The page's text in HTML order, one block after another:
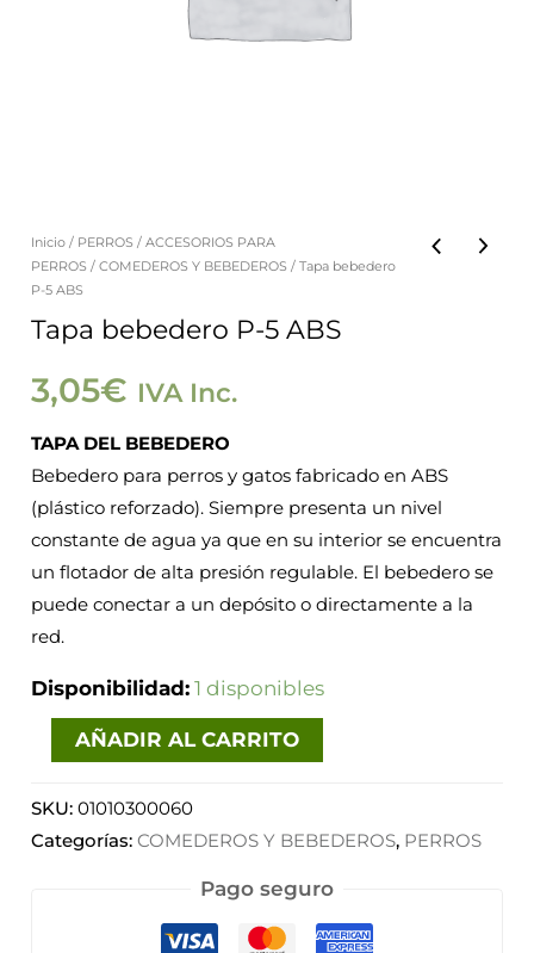
Inicio / PERROS /ACCESORIOS PARA
PERROS /COMEDEROS Y BEBEDEROS / Tapa bebedero
P-5 ABS
Tapa bebedero P-5 ABS
3,05€ IVA Inc.
TAPA DEL BEBEDERO
Bebedero para perros y gatos fabricado en ABS
(plástico reforzado). Siempre presenta un nivel
constante de agua ya que en su interior se encuentra
un flotador de alta presión regulable. El bebedero se
puede conectar a un depósito o directamente a la
red.
Disponibilidad: 1 disponibles
Tapa
bebedero
P-
ABS
cantidad
AÑADIR AL CARRITO
SKU:01010300060
Categorías:COMEDEROS Y BEBEDEROS, PERROS
Pago seguro